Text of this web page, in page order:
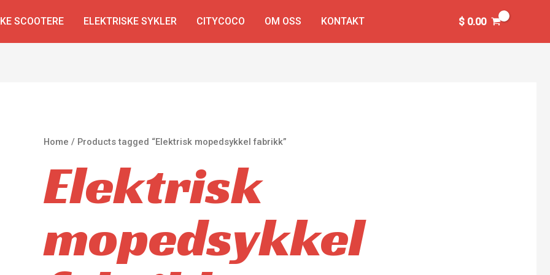
SCOOTERE ELEKTRISKE SYKLER CITYCOCO OM OSS KONTAKT $0.00
Home / Products tagged “Elektrisk mopedsykkel fabrikk”
Elektrisk
mopedsykkel